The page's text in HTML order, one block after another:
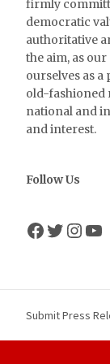
firmly
democratic
authoritative
the aim, as
ourselves as
old-fashioned
national and
and interest.
Follow Us
Facebook
Twitter
Submit Press